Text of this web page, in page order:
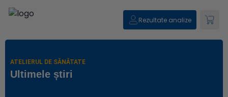
Rezultate analize
ATELIERUL DE SĂNĂTATE
Ultimele știri